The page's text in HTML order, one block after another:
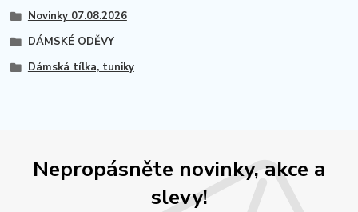
Novinky 07.08.2026
DÁMSKÉ ODĚVY
Dámská tílka, tuniky
Nepropásněte novinky, akce a
slevy!